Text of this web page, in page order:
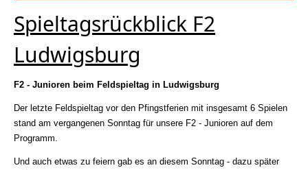
Spieltagsrückblick F2
Ludwigsburg
F2 - Junioren beim Feldspieltag in Ludwigsburg
Der letzte Feldspieltag vor den Pfingstferien mit insgesamt 6 Spielen
stand am vergangenen Sonntag für unsere F2 - Junioren auf dem
Programm.
Und auch etwas zu feiern gab es an diesem Sonntag - dazu später